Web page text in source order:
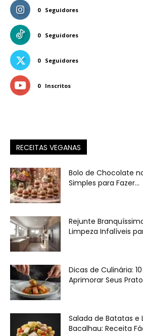
0 Seguidores
0 Seguidores
0 Seguidores
0 Inscritos
RECEITAS VEGANAS
Bolo de Chocolate
Simples para Fazer...
Rejunte
Limpeza Infalíveis
Dicas de Culinária:
Aprimorar Seus
Salada de Batatas e
Bacalhau: Receita